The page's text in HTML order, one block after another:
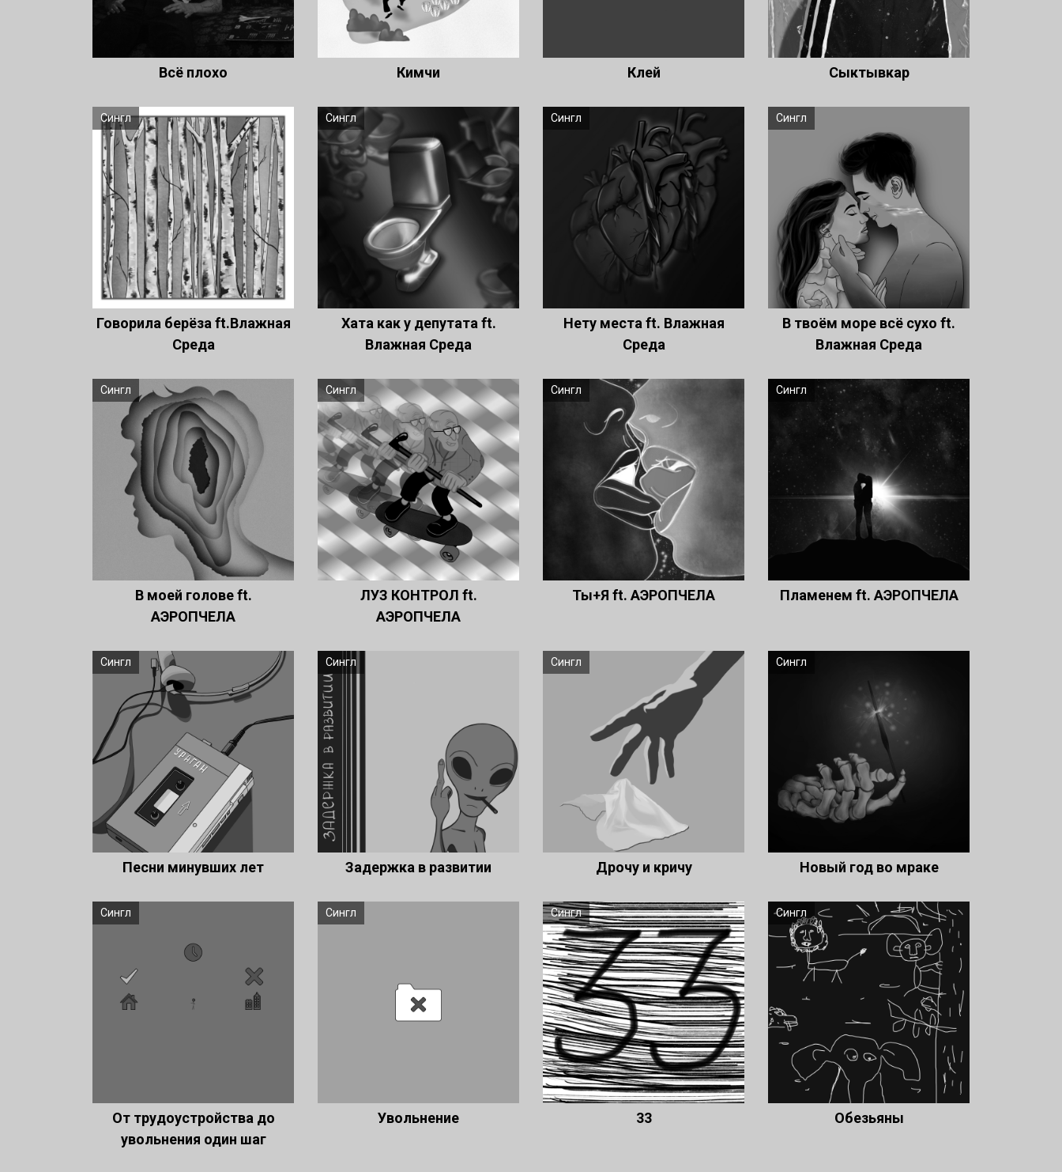
Всё плохо Кимчи Клей Сыктывкар
Сингл
Говорила берёза ft.Влажная
Среда
Сингл
Хата как у депутата ft.
Влажная Среда
Сингл
Нету места ft. Влажная
Среда
Сингл
В твоём море всё сухо ft.
Влажная Среда
Сингл
В моей голове ft.
АЭРОПЧЕЛА
Сингл
ЛУЗ КОНТРОЛ ft.
АЭРОПЧЕЛА
Сингл
Ты+Я ft. АЭРОПЧЕЛА
Сингл
Пламенем ft. АЭРОПЧЕЛА
Сингл
Песни минувших лет
Сингл
Задержка в развитии
Сингл
Дрочу и кричу
Сингл
Новый год во мраке
Сингл
От трудоустройства до
увольнения один шаг
Сингл
Увольнение
Сингл
33
Сингл
Обезьяны